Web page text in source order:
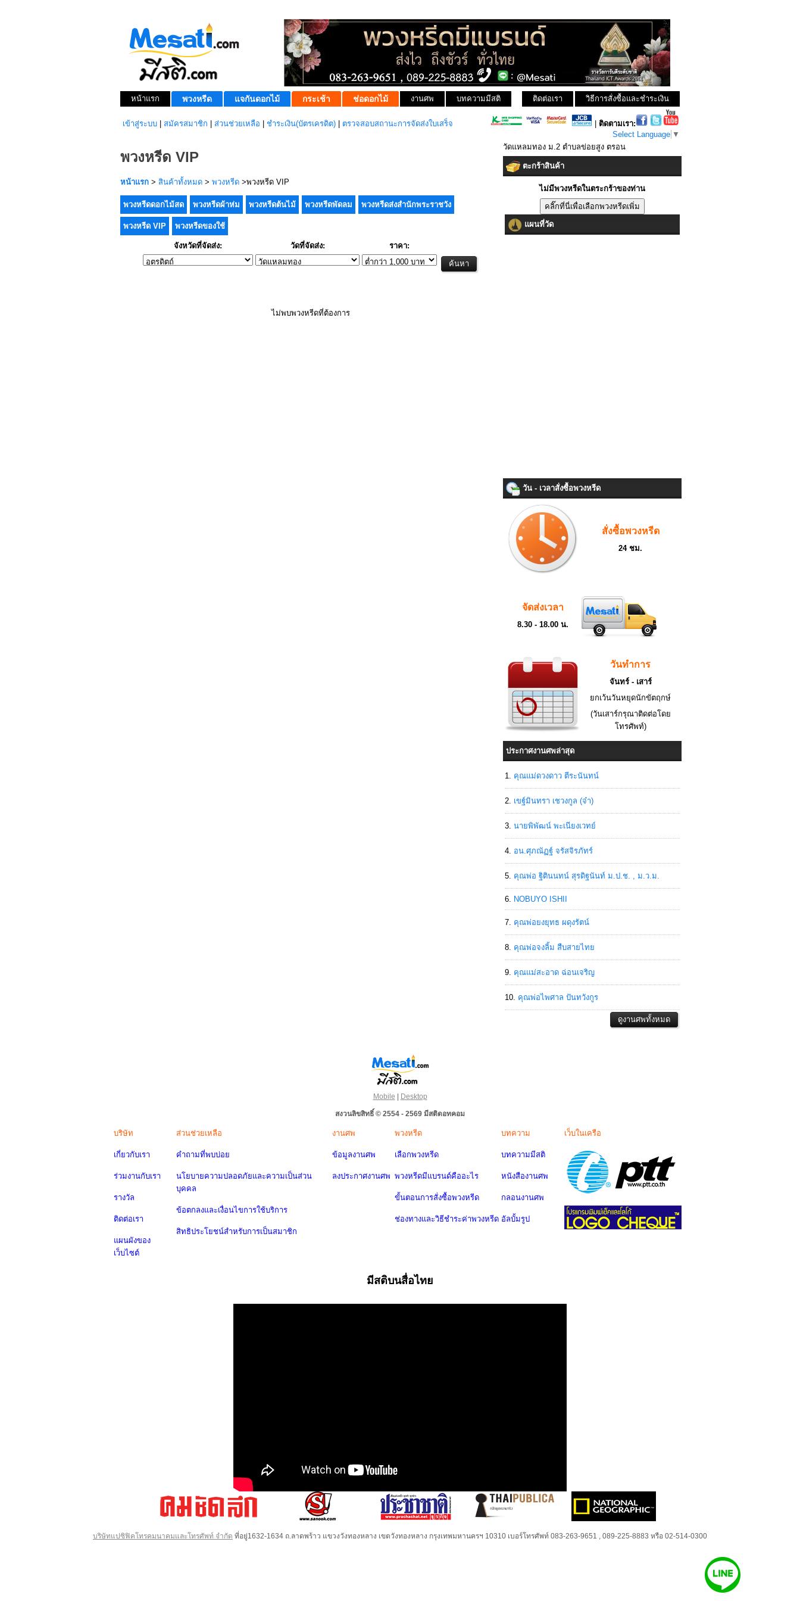
หน้าแรก พวงหรีด แจกันดอกไม้ กระเช้า ช่อดอกไม้ งานศพ บทความมีสติ วิธีการสั่งซื้อและชำระเงิน
ติดต่อเรา
เข้าสู่ระบบ สมัครสมาชิก ส่วนช่วยเหลือ ชำระเงิน(บัตรเครดิต) ตรวจสอบสถานะการจัดส่งใบเสร็จ
ติดตามเรา:
Select Language ▼
พวงหรีด VIP
หน้าแรก > สินค้าทั้งหมด > พวงหรีด >พวงหรีด VIP
พวงหรีดดอกไม้สด พวงหรีดผ้าห่ม พวงหรีดต้นไม้ พวงหรีดพัดลม พวงหรีดส่งสำนักพระราชวัง
พวงหรีด VIP พวงหรีดของใช้
จังหวัดที่จัดส่ง: วัดที่จัดส่ง: ราคา:
ไม่พบพวงหรีดที่ต้องการ
วัดแหลมทอง ม.2 ตำบลข่อยสูง ตรอน
ตะกร้าสินค้า
ไม่มีพวงหรีดในตระกร้าของท่าน
แผนที่วัด
วัน - เวลาสั่งซื้อพวงหรีด
สั่งซื้อพวงหรีด
24 ชม.
จัดส่งเวลา
8.30 - 18.00 น.
วันทำการ
จันทร์ - เสาร์
ยกเว้นวันหยุดนักขัตฤกษ์
(วันเสาร์กรุณาติดต่อโดย
โทรศัพท์)
ประกาศงานศพล่าสุด
คุณแม่ดวงดาว ตีระนันทน์
เขฐ์มินทรา เชวงกูล (จ๋า)
นายพิพัฒน์ พะเนียงเวทย์
อน.ศุภณัฏฐ์ จรัสจิรภัทร์
คุณพ่อ ฐิตินนทน์ สุรดิฐนันท์ ม.ป.ช. , ม.ว.ม.
NOBUYO ISHII
คุณพ่อยงยุทธ ผดุงรัตน์
คุณพ่อจงลิ้ม สืบสายไทย
คุณแม่สะอาด ฉ่อนเจริญ
คุณพ่อไพศาล ปันทวังกูร
Mobile | Desktop
สงวนลิขสิทธิ์ © 2554 - 2569 มีสติดอทคอม
บริษัท
เกี่ยวกับเรา
ร่วมงานกับเรา
รางวัล
ติดต่อเรา
แผนผังของ
เว็บไซต์
ส่วนช่วยเหลือ
คำถามที่พบบ่อย
นโยบายความปลอดภัยและความเป็นส่วน
บุคคล
ข้อตกลงและเงื่อนไขการใช้บริการ
สิทธิประโยชน์สำหรับการเป็นสมาชิก
งานศพ
ข้อมูลงานศพ
ลงประกาศงานศพ
พวงหรีด
เลือกพวงหรีด
พวงหรีดมีแบรนด์คืออะไร
ขั้นตอนการสั่งซื้อพวงหรีด
ช่องทางและวิธีชำระค่าพวงหรีด
บทความ
บทความมีสติ
หนังสืองานศพ
กลอนงานศพ
อัลบั้มรูป
เว็บในเครือ
มีสติบนสื่อไทย
บริษัทแปซิฟิคโทรคมนาคมและโทรศัพท์ จำกัด ที่อยู่1632-1634 ถ.ลาดพร้าว แขวงวังทองหลาง เขตวังทองหลาง กรุงเทพมหานครฯ 10310 เบอร์โทรศัพท์ 083-263-9651 , 089-225-8883 หรือ 02-514-0300